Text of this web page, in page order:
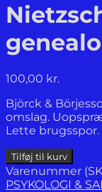
100,00 kr.
Björck &
omslag.
Lette brugsspor.
Nietzsche:
Till
moralens
Tilføj til kurv
Varenummer
PSYKOLOGI &